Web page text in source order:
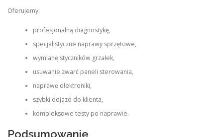
Oferujemy:
profesjonalną diagnostykę,
specjalistyczne naprawy sprzętowe,
wymianę styczników grzałek,
usuwanie zwarć paneli sterowania,
naprawę elektroniki,
szybki dojazd do klienta,
kompleksowe testy po naprawie.
Podsumowanie